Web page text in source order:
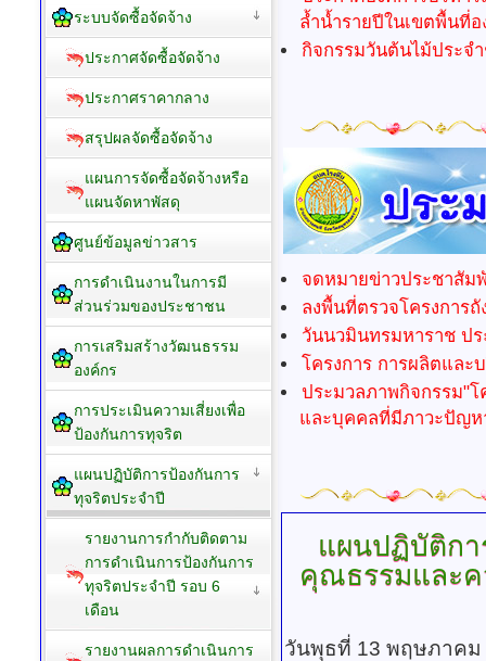
ล้ำน้ำรายปีในเขตพื้นที่
กิจกรรมวันต้นไม้ประจ
จดหมายข่าวประชาสัม
ลงพื้นที่ตรวจโครงการ
วันนวมินทรมหาราช ปร
โครงการ การผลิตและ
ประมวลภาพกิจกรรม"
และบุคคลที่มีภาวะปัญห
แผนปฏิบัติกา
คุณธรรมและค
วันพุธที่ 13 พฤษภาคม
ระบบจัดซื้อจัดจ้าง
ประกาศจัดซื้อจัดจ้าง
ประกาศราคากลาง
สรุปผลจัดซื้อจัดจ้าง
แผนการจัดซื้อจัดจ้างหรือ
แผนจัดหาพัสดุ
ศูนย์ข้อมูลข่าวสาร
การดำเนินงานในการมี
ส่วนร่วมของประชาชน
การเสริมสร้างวัฒนธรรม
องค์กร
การประเมินความเสี่ยงเพื่อ
ป้องกันการทุจริต
แผนปฏิบัติการป้องกันการ
ทุจริตประจำปี
รายงานการกำกับติดตาม
การดำเนินการป้องกันการ
ทุจริตประจำปี รอบ 6
เดือน
รายงานผลการดำเนินการ